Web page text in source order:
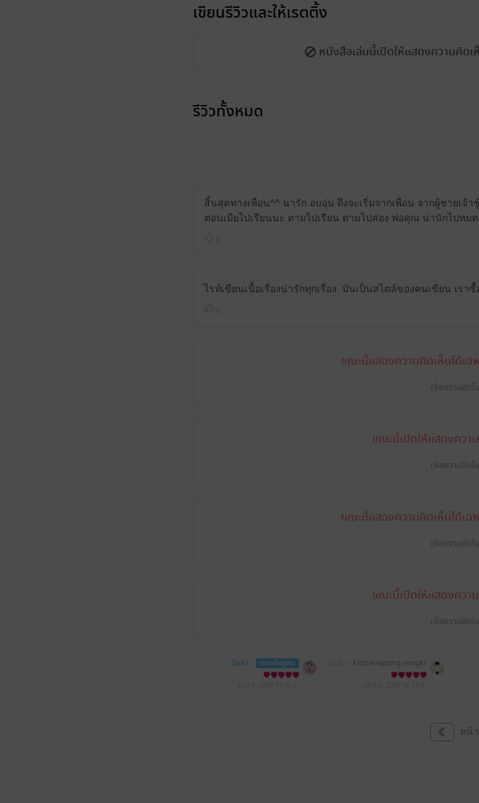
เขียนรีวิวและให้เรตติ้ง
หนังสือเล่มนี้เปิดให้แสดงความคิดเ
รีวิวทั้งหมด
สิ้นสุดทางเพื่อน^^ น่ารัก อบอุ่น ถึงจะเริ่มจากเพื่อน จากผู้ชายเจ้
ตอนเมียไปเรียนนะ ตามไปเรียน ตามไปส่อง พ่อคุณ น่านักไปหม
ไรท์เขียนเนื้อเรื่องน่ารักทุกเรื่อง มันเป็นสไตล์ของคนเขียน เรา
ขณะนี้แสดงความคิดเห็นได้เ
(ข้อความอัตโ
ขณะนี้เปิดให้แสดงควา
(ข้อความอัตโ
ขณะนี้แสดงความคิดเห็นได้เ
(ข้อความอัตโ
ขณะนี้เปิดให้แสดงควา
(ข้อความอัตโ
มีแล้ว - ดอกอ้อลู่ลม
krissanapong songkr
amsong
หน้